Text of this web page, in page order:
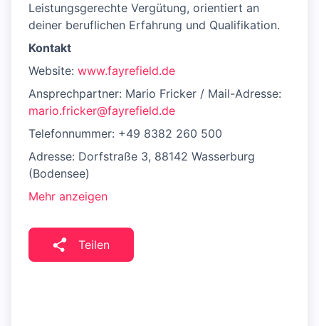
Leistungsgerechte Vergütung, orientiert an
deiner beruflichen Erfahrung und Qualifikation.
Kontakt
Website: www.fayrefield.de
Ansprechpartner: Mario Fricker / Mail-Adresse:
mario.fricker@fayrefield.de
Telefonnummer: +49 8382 260 500
Adresse: Dorfstraße 3, 88142 Wasserburg
(Bodensee)
Mehr anzeigen
Teilen